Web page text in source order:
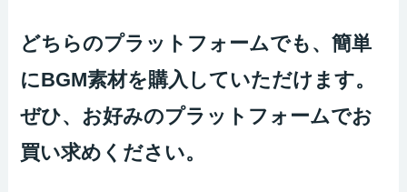
どちらのプラットフォームでも、簡単
にBGM素材を購入していただけます。
ぜひ、お好みのプラットフォームでお
買い求めください。